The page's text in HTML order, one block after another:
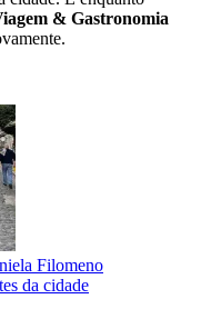
& Gastronomia
Filomeno
da cidade